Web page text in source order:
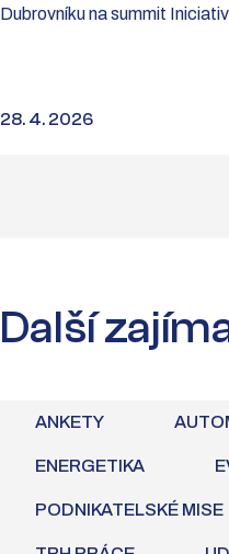
Dubrovníku na summit
28. 4. 2026
Další
ANKETY
ENERGETIKA
PODNIKATELSKÉ MISE